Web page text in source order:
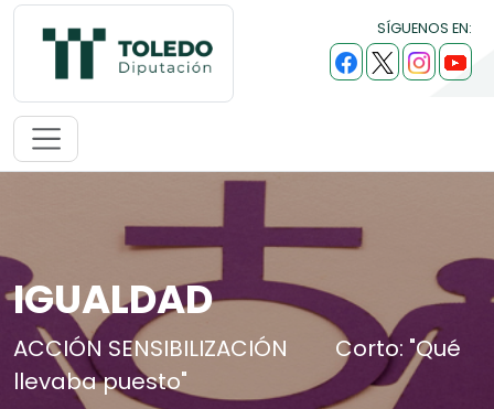
SÍGUENOS EN:
IGUALDAD
ACCIÓN SENSIBILIZACIÓN
Corto: "Qué
llevaba puesto"